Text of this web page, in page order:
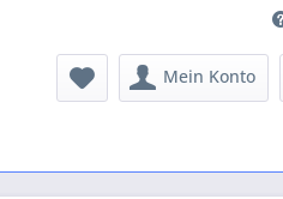
Mein Konto